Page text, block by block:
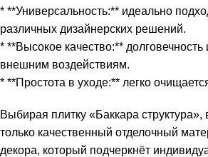
* **Универсальность:** идеально
различных дизайнерских решений.
* **Высокое качество:** долговечность
внешним воздействиям.
* **Простота в уходе:** легко
Выбирая плитку «Баккара структура»,
только качественный отделочный
декора, который подчеркнёт